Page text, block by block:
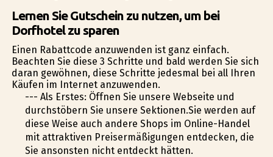
Lernen Sie Gutschein zu nutzen, um bei
Dorfhotel zu sparen
Einen Rabattcode anzuwenden ist ganz einfach.
Beachten Sie diese 3 Schritte und bald werden Sie sich
daran gewöhnen, diese Schritte jedesmal bei all Ihren
Käufen im Internet anzuwenden.
--- Als Erstes: Öffnen Sie unsere Webseite und
durchstöbern Sie unsere Sektionen.Sie werden auf
diese Weise auch andere Shops im Online-Handel
mit attraktiven Preisermäßigungen entdecken, die
Sie ansonsten nicht entdeckt hätten.